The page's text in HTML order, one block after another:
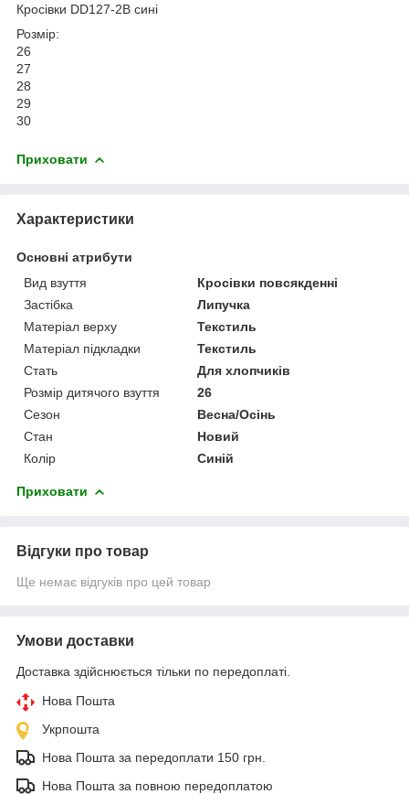
Кросівки DD127-2B сині
Розмір:
26
27
28
29
30
Приховати
Характеристики
Основні атрибути
Вид взуття
Кросівки повсякденні
Застібка
Липучка
Матеріал верху
Текстиль
Матеріал підкладки
Текстиль
Стать
Для хлопчиків
Розмір дитячого взуття
26
Сезон
Весна/Осінь
Стан
Новий
Колір
Синій
Приховати
Відгуки про товар
Ще немає відгуків про цей товар
Умови доставки
Доставка здійснюється тільки по передоплаті.
Нова Пошта
Укрпошта
Нова Пошта за передоплати 150 грн.
Нова Пошта за повною передоплатою